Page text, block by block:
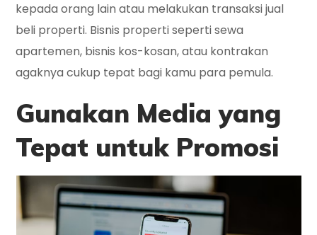
kepada orang lain atau melakukan transaksi jual
beli properti. Bisnis properti seperti sewa
apartemen, bisnis kos-kosan, atau kontrakan
agaknya cukup tepat bagi kamu para pemula.
Gunakan Media yang
Tepat untuk Promosi